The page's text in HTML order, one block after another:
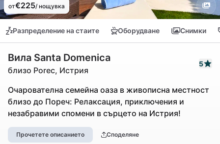
от€225/ нощувка
Разпределение на стаите Оборудване Снимки
Вила Santa Domenica
близо Porec, Истрия
5
Очарователна семейна оаза в живописна местност
близо до Пореч: Релаксация, приключения и
незабравими спомени в сърцето на Истрия!
Прочетете описанието Споделяне